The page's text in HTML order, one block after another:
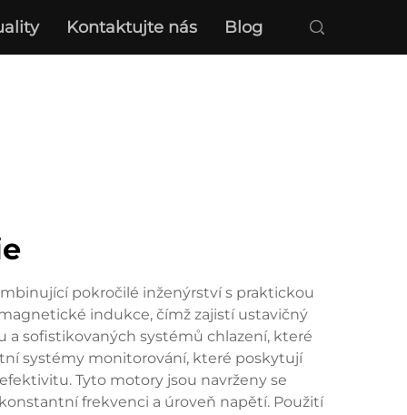
Kontaktujte nás Blog
pokročilé inženýrství s praktickou
indukce, čímž zajistí ustavičný
a sofistikovaných systémů chlazení, které
systémy monitorování, které poskytují
Tyto motory jsou navrženy se
frekvenci a úroveň napětí. Použití